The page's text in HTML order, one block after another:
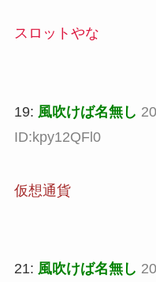
スロットやな
19: 風吹けば名無し
ID:kpy12QFl0
仮想通貨
21: 風吹けば名無し